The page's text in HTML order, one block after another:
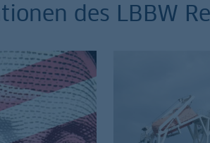
des LBBW